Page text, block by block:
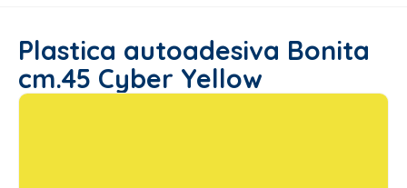
Plastica autoadesiva Bonita
cm.45 Cyber Yellow